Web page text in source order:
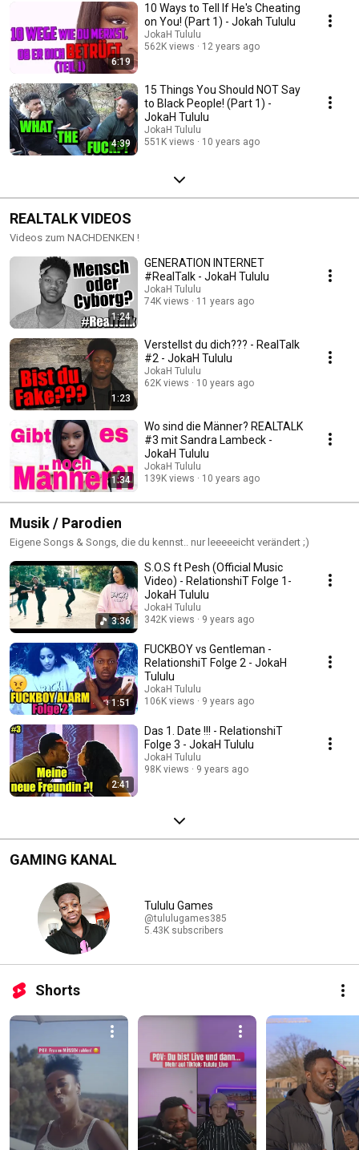
6:19
10 Ways to Tell If He's Cheating
on You! (Part 1) - Jokah Tululu
JokaH Tululu
562K views
12 years ago
4:39
15 Things You Should NOT Say
to Black People! (Part 1) -
JokaH Tululu
JokaH Tululu
551K views
10 years ago
REALTALK VIDEOS
Videos zum NACHDENKEN !
1:24
GENERATION INTERNET
#RealTalk - JokaH Tululu
JokaH Tululu
74K views
11 years ago
1:23
Verstellst du dich??? - RealTalk
#2 - JokaH Tululu
JokaH Tululu
62K views
10 years ago
1:34
Wo sind die Männer? REALTALK
#3 mit Sandra Lambeck -
JokaH Tululu
JokaH Tululu
139K views
10 years ago
Musik / Parodien
Eigene Songs & Songs, die du kennst.. nur leeeeeicht verändert ;)
3:36
S.O.S ft Pesh (Official Music
Video) - RelationshiT Folge 1-
JokaH Tululu
JokaH Tululu
342K views
9 years ago
1:51
FUCKBOY vs Gentleman -
RelationshiT Folge 2 - JokaH
Tululu
JokaH Tululu
106K views
9 years ago
2:41
Das 1. Date !!! - RelationshiT
Folge 3 - JokaH Tululu
JokaH Tululu
98K views
9 years ago
GAMING KANAL
Tululu Games
@tululugames385
5.43K subscribers
Shorts